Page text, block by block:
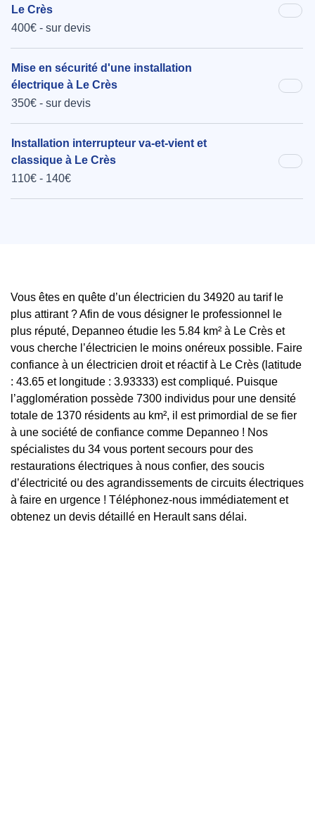
Le Crès
400€ - sur devis
Mise en sécurité d'une installation
électrique à Le Crès
350€ - sur devis
Installation interrupteur va-et-vient et
classique à Le Crès
110€ - 140€
Vous êtes en quête d’un électricien du 34920 au tarif le
plus attirant ? Afin de vous désigner le professionnel le
plus réputé, Depanneo étudie les 5.84 km² à Le Crès et
vous cherche l’électricien le moins onéreux possible. Faire
confiance à un électricien droit et réactif à Le Crès (latitude
: 43.65 et longitude : 3.93333) est compliqué. Puisque
l’agglomération possède 7300 individus pour une densité
totale de 1370 résidents au km², il est primordial de se fier
à une société de confiance comme Depanneo ! Nos
spécialistes du 34 vous portent secours pour des
restaurations électriques à nous confier, des soucis
d’électricité ou des agrandissements de circuits électriques
à faire en urgence ! Téléphonez-nous immédiatement et
obtenez un devis détaillé en Herault sans délai.